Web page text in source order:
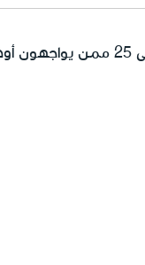
يعرض برنامج "يتيد-יתד" على الشباب